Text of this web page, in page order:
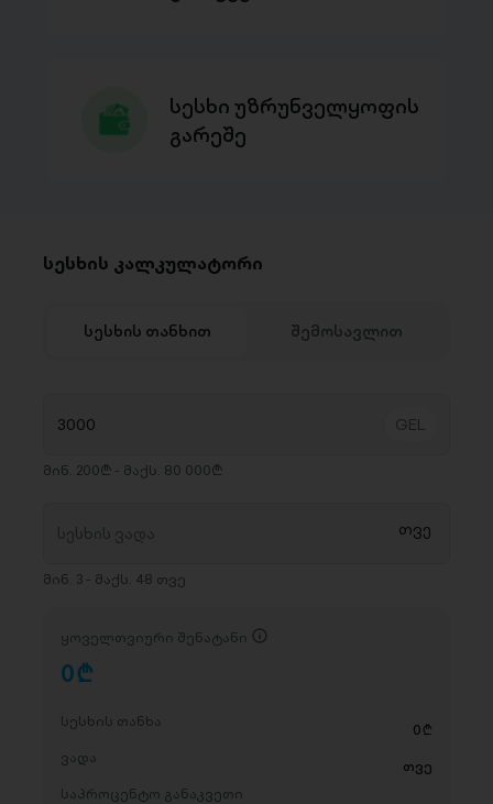
სესხი უზრუნველყოფის
გარეშე
სესხის კალკულატორი
სესხის თანხით შემოსავლით
მინ. 200₾ - მაქს. 80 000₾
მინ. 3 - მაქს. 48 თვე
ყოველთვიური შენატანი
0D
სესხის თანხა 0 D
ვადა
თვე
საპროცენტო განაკვეთი